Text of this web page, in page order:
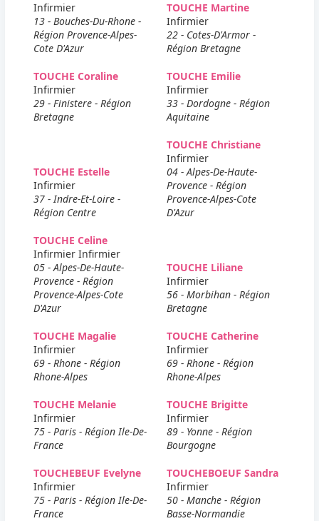
Infirmier
13 - Bouches-Du-Rhone -
Région Provence-Alpes-
Cote D'Azur
TOUCHE Martine
Infirmier
22 - Cotes-D'Armor -
Région Bretagne
TOUCHE Coraline
Infirmier
29 - Finistere - Région
Bretagne
TOUCHE Emilie
Infirmier
33 - Dordogne - Région
Aquitaine
TOUCHE Estelle
Infirmier
37 - Indre-Et-Loire -
Région Centre
TOUCHE Christiane
Infirmier
04 - Alpes-De-Haute-
Provence - Région
Provence-Alpes-Cote
D'Azur
TOUCHE Celine
Infirmier Infirmier
05 - Alpes-De-Haute-
Provence - Région
Provence-Alpes-Cote
D'Azur
TOUCHE Liliane
Infirmier
56 - Morbihan - Région
Bretagne
TOUCHE Magalie
Infirmier
69 - Rhone - Région
Rhone-Alpes
TOUCHE Catherine
Infirmier
69 - Rhone - Région
Rhone-Alpes
TOUCHE Melanie
Infirmier
75 - Paris - Région Ile-De-
France
TOUCHE Brigitte
Infirmier
89 - Yonne - Région
Bourgogne
TOUCHEBEUF Evelyne
Infirmier
75 - Paris - Région Ile-De-
France
TOUCHEBOEUF Sandra
Infirmier
50 - Manche - Région
Basse-Normandie